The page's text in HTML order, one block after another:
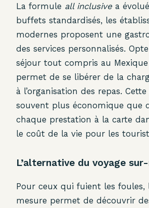
La formule all inclusive a
buffets standardisés, les
modernes proposent une
des services personnalisés.
séjour tout compris au
permet de se libérer de la
à l’organisation des repas.
souvent plus économique que
chaque prestation à la carte
le coût de la vie pour les
L’alternative du voyage
Pour ceux qui fuient les foules,
mesure permet de découvrir